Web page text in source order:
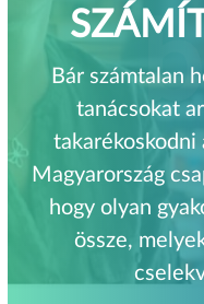
Bár számtalan
tanácsokat
takarékoskodni
Magyarország
hogy olyan
össze,